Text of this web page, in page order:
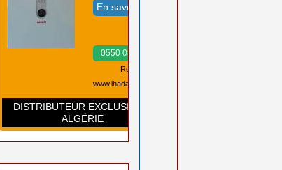
En savoir plus
0550 08 11 52
Rouiba Alger
www.ihadadene.com
DISTRIBUTEUR EXCLUSIF EN
ALGÉRIE